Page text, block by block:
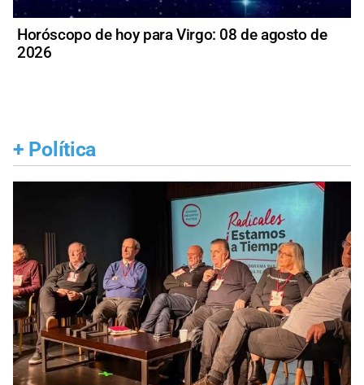
Horóscopo de hoy para Virgo: 08 de agosto de
2026
+ Política